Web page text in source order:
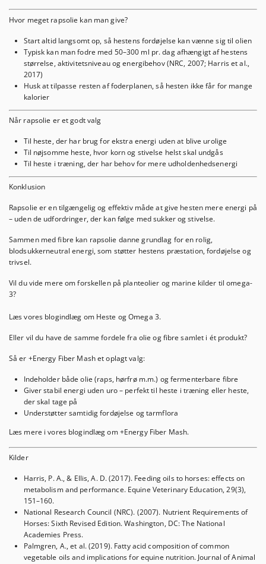
Hvor meget rapsolie kan man give?
Start altid langsomt op, så hestens fordøjelse kan vænne sig til olien
Typisk kan man fodre med 50–300 ml pr. dag afhængigt af hestens
størrelse, aktivitetsniveau og energibehov (NRC, 2007; Harris et al.,
2017)
Husk at tilpasse resten af foderplanen, så hesten ikke får for mange
kalorier
Når rapsolie er et godt valg
Til heste, der har brug for ekstra energi uden at blive urolige
Til nøjsomme heste, hvor korn og stivelse helst skal undgås
Til heste i træning, der har behov for mere udholdenhedsenergi
Konklusion
Rapsolie er en tilgængelig og effektiv måde at give hesten mere energi på
– uden de udfordringer, der kan følge med sukker og stivelse.
Sammen med fibre kan rapsolie danne grundlag for en rolig,
blodsukkerneutral energi, som støtter hestens præstation, fordøjelse og
trivsel.
Vil du vide mere om forskellen på planteolier og marine kilder til omega-
3?
Læs vores blogindlæg om Heste og Omega 3.
Eller vil du have de samme fordele fra olie og fibre samlet i ét produkt?
Så er +Energy Fiber Mashet oplagt valg:
Indeholder både olie (raps, hørfrø m.m.) og fermenterbare fibre
Giver stabil energi uden uro – perfekt til heste i træning eller heste,
der skal tage på
Understøtter samtidig fordøjelse og tarmflora
Læs mere i vores blogindlæg om+Energy Fiber Mash.
Kilder
Harris, P. A., & Ellis, A. D. (2017). Feeding oils to horses: effects on
metabolism and performance. Equine Veterinary Education, 29(3),
151–160.
National Research Council (NRC). (2007). Nutrient Requirements of
Horses: Sixth Revised Edition.Washington, DC: The National
Academies Press.
Palmgren, A., et al. (2019). Fatty acid composition of common
vegetable oils and implications for equine nutrition. Journal of Animal